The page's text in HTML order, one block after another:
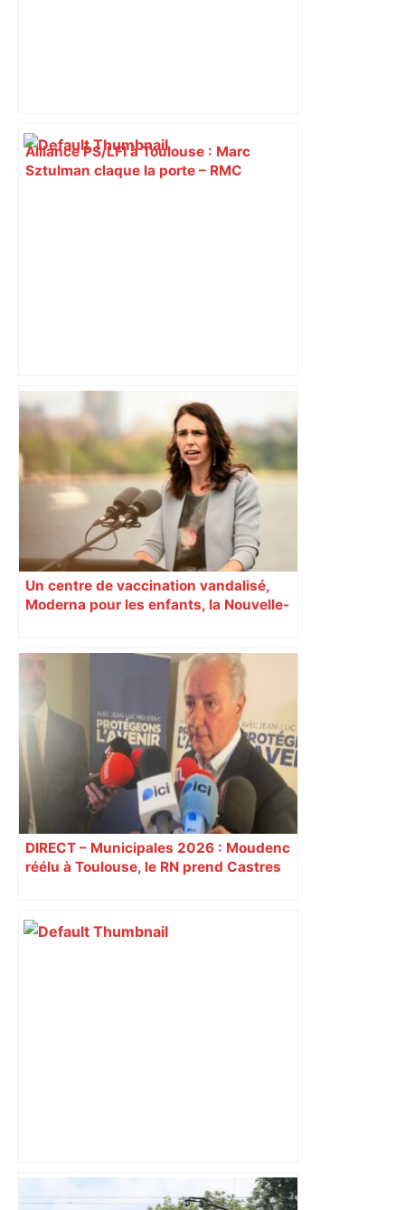
Alliance PS/LFI à Toulouse : Marc
Sztulman claque la porte – RMC
Toulouse. Spaceflight Institute formera
les futurs astronautes – ToulÉco
Un centre de vaccination vandalisé,
Moderna pour les enfants, la Nouvelle-
DIRECT – Municipales 2026 : Moudenc
réélu à Toulouse, le RN prend Castres
Après la fusion avec la liste PS